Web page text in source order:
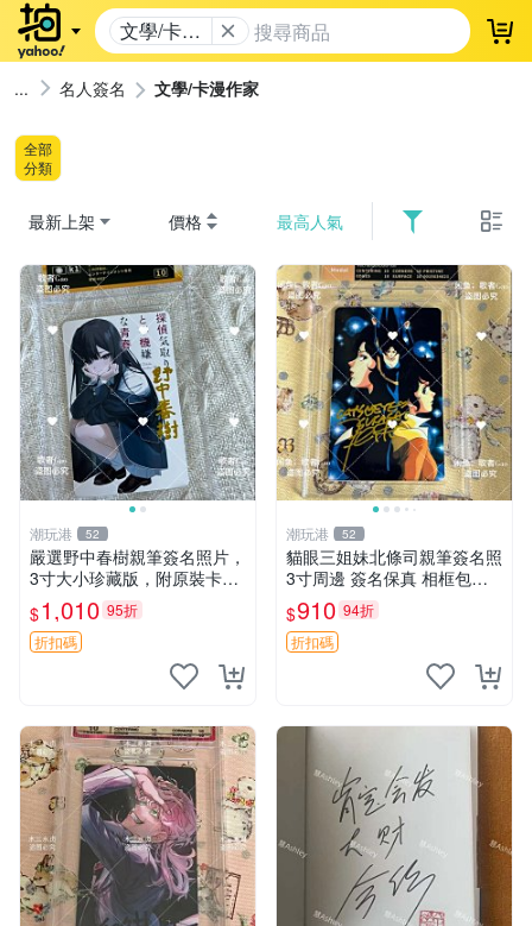
文學/卡漫
作家
登
名人簽名 文學/卡漫作家
全部
分類
最新上架 價格 最高人氣
潮玩港 52
嚴選野中春樹親筆簽名照片，
3寸大小珍藏版，附原裝卡
磚。青春探偵迷必收！ 青春
時代、探案主題 現場簽名照
收藏品
$1,010 95折
折扣碼
潮玩港 52
貓眼三姐妹北條司親筆簽名照
3寸周邊 簽名保真 相框包裝
貓眼三姐妹 北條司 周邊 貓眼
三姐妹 簽名照 包裝相框
$910 94折
折扣碼